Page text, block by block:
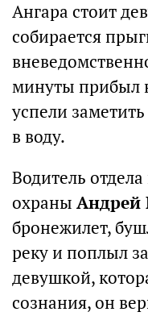
Ангара стоит
собирается
минуты прибыл
успели
в воду.
Водитель
охраны Андрей
бронежилет,
реку и поплыл
девушкой,
сознания, он